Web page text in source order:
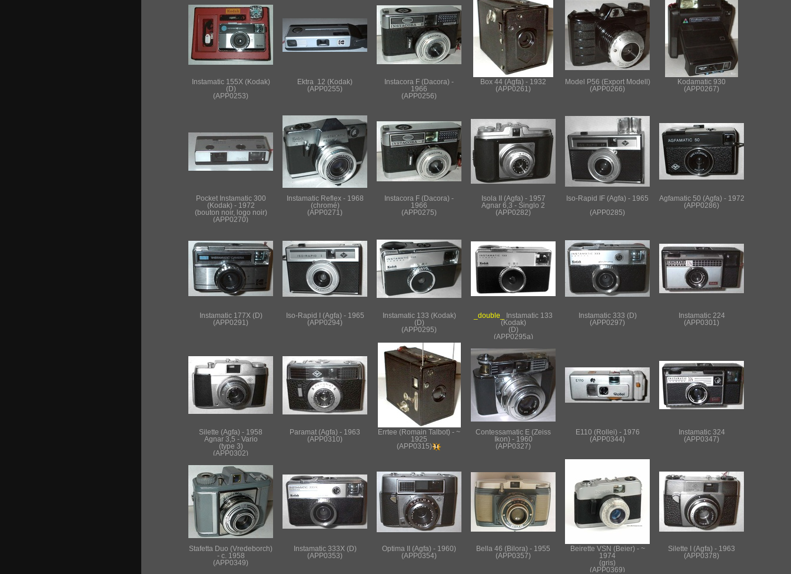
Instamatic 155X (Kodak)
(D)
(APP0253)
Ektra 12 (Kodak)
(APP0255)
Instacora F (Dacora) -
1966
(APP0256)
Box 44 (Agfa) - 1932
(APP0261)
Model P56 (Export Modell)
(APP0266)
Kodamatic 930
(APP0267)
Pocket Instamatic 300
(Kodak) - 1972
(bouton noir, logo noir)
(APP0270)
Instamatic Reflex - 1968
(chromé)
(APP0271)
Instacora F (Dacora) -
1966
(APP0275)
Isola II (Agfa) - 1957
Agnar 6,3 - Singlo 2
(APP0282)
Iso-Rapid IF (Agfa) - 1965
(APP0285)
Agfamatic 50 (Agfa) - 1972
(APP0286)
Instamatic 177X (D)
(APP0291)
Iso-Rapid I (Agfa) - 1965
(APP0294)
Instamatic 133 (Kodak)
(D)
(APP0295)
_double_
Instamatic 133
(Kodak)
(D)
(APP0295a)
Instamatic 333 (D)
(APP0297)
Instamatic 224
(APP0301)
Silette (Agfa) - 1958
Agnar 3,5 - Vario
(type 3)
(APP0302)
Paramat (Agfa) - 1963
(APP0310)
Errtee (Romain Talbot) - ~
1925
(APP0315)
Contessamatic E (Zeiss
Ikon) - 1960
(APP0327)
E110 (Rollei) - 1976
(APP0344)
Instamatic 324
(APP0347)
Stafetta Duo (Vredeborch)
- c. 1958
(APP0349)
Instamatic 333X (D)
(APP0353)
Optima II (Agfa) - 1960)
(APP0354)
Bella 46 (Bilora) - 1955
(APP0357)
Beirette VSN (Beier) - ~
1974
(gris)
(APP0369)
Silette I (Agfa) - 1963
(APP0378)